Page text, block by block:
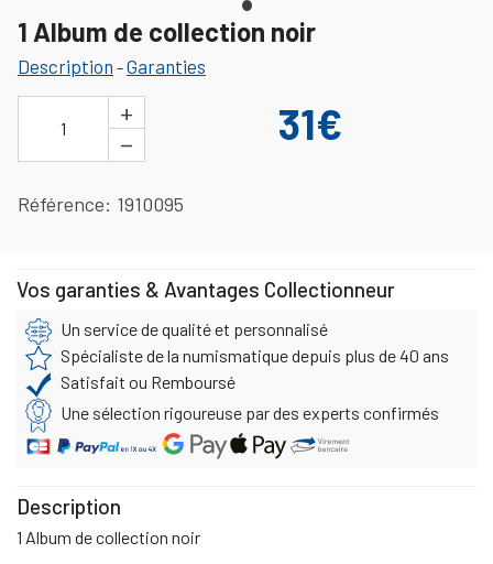
1 Album de collection noir
Description -Garanties
1
+
−
31€
Référence 1910095
Vos garanties & Avantages Collectionneur
Un service de qualité et personnalisé
Spécialiste de la numismatique depuis plus de 40 ans
Satisfait ou Remboursé
Une sélection rigoureuse par des experts confirmés
Description
1 Album de collection noir